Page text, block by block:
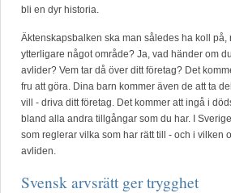
bli en dyr historia.
Äktenskapsbalken ska man således ha koll på,
ytterligare något område? Ja, vad händer om
avlider? Vem tar då över ditt företag? Det
fru att göra. Dina barn kommer även de att ta
vill - driva ditt företag. Det kommer att ingå i
bland alla andra tillgångar som du har. I
som reglerar vilka som har rätt till - och i vilken
avliden.
Svensk arvsrätt ger trygghet